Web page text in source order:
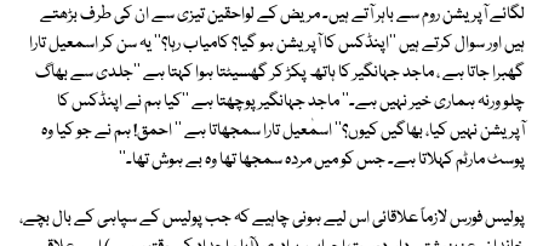
لگائے آپریشن روم سے باہر آتے ہیں۔ مریض کے لواحقین تیزی سے ان کی طرف بڑھتے
ہیں اور سوال کرتے ہیں ''اپنڈکس کا آپریشن ہو گیا؟ کامیاب رہا؟'' یہ سن کر اسمعیل تارا
گھبرا جاتا ہے ، ماجد جہانگیر کا ہاتھ پکڑ کر گھسیٹتا ہوا کہتا ہے ''جلدی سے بھاگ
چلو ورنہ ہماری خیر نہیں ہے۔'' ماجد جہانگیر پوچھتا ہے ''کیا ہم نے اپنڈکس کا
آپریشن نہیں کیا، بھاگیں کیوں؟'' اسمٰعیل تارا سمجھاتا ہے '' احمق! ہم نے جو کیا وہ
پوسٹ مارٹم کہلاتا ہے۔ جس کو میں مردہ سمجھا تھا وہ بے ہوش تھا۔''
پولیس فورس لازماً علاقائی اس لیے ہونی چاہیے کہ جب پولیس کے سپاہی کے بال بچے،